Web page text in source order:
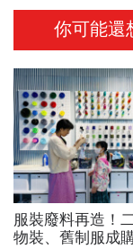
你可能還
服裝廢料再造！
物裝、舊制服成